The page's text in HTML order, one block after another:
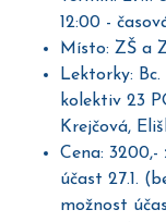
12:00 -
Místo: ZŠ a
Lektorky:
kolektiv 23
Krejčová,
Cena:
účast 27.1.
možnost